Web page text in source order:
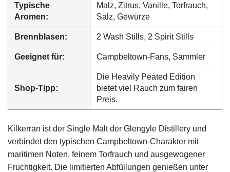
Typische
Aromen:
Malz, Zitrus, Vanille, Torfrauch,
Salz, Gewürze
Brennblasen: 2 Wash Stills, 2 Spirit Stills
Geeignet für: Campbeltown-Fans, Sammler
Shop-Tipp:
Die Heavily Peated Edition
bietet viel Rauch zum fairen
Preis.
Kilkerran ist der Single Malt der Glengyle Distillery und
verbindet den typischen Campbeltown-Charakter mit
maritimen Noten, feinem Torfrauch und ausgewogener
Fruchtigkeit. Die limitierten Abfüllungen genießen unter